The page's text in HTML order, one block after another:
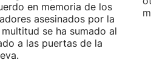
en memoria de los
asesinados por la
se ha sumado al
a las puertas de la